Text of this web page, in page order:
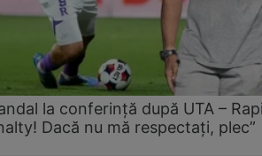
la conferință după UTA –
Dacă nu mă respectați, plec”